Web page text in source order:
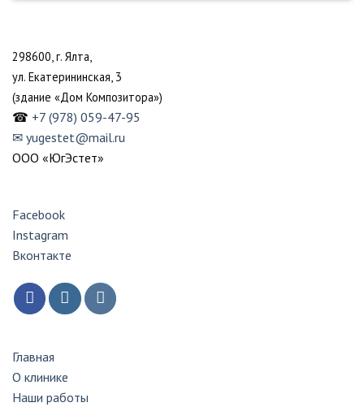
298600, г. Ялта,
ул. Екатерининская, 3
(здание «Дом Композитора»)
☎ +7 (978) 059-47-95
✉ yugestet@mail.ru
ООО «ЮгЭстет»
Facebook
Instagram
Вконтакте
Главная
О клинике
Наши работы